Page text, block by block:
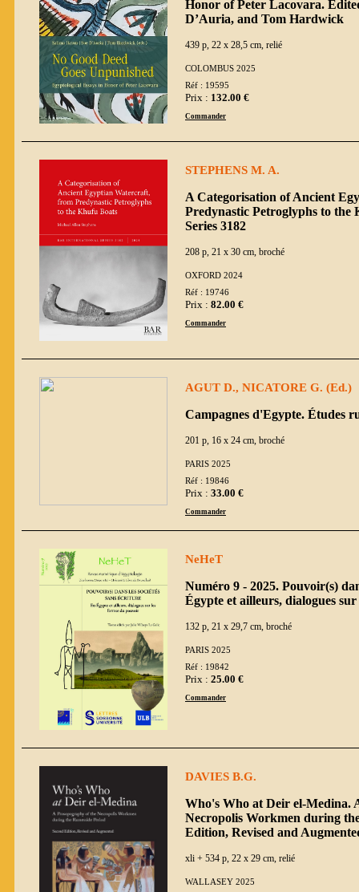
Honor of Peter Lacovara.
D’Auria, and Tom Hardwick
439 p, 22 x 28,5 cm, relié
COLOMBUS 2025
Réf : 19595
Prix : 132.00 €
Commander
STEPHENS M. A.
A Categorisation of Ancient
Predynastic Petroglyphs to
Series 3182
208 p, 21 x 30 cm, broché
OXFORD 2024
Réf : 19746
Prix : 82.00 €
Commander
AGUT D., NICATORE G. (Ed.)
Campagnes d'Egypte. Études
201 p, 16 x 24 cm, broché
PARIS 2025
Réf : 19846
Prix : 33.00 €
Commander
NeHeT
Numéro 9 - 2025. Pouvoir(s)
Égypte et ailleurs, dialogues
132 p, 21 x 29,7 cm, broché
PARIS 2025
Réf : 19842
Prix : 25.00 €
Commander
DAVIES B.G.
Who's Who at Deir el-Medina.
Necropolis Workmen during
Edition, Revised and
xli + 534 p, 22 x 29 cm, relié
WALLASEY 2025